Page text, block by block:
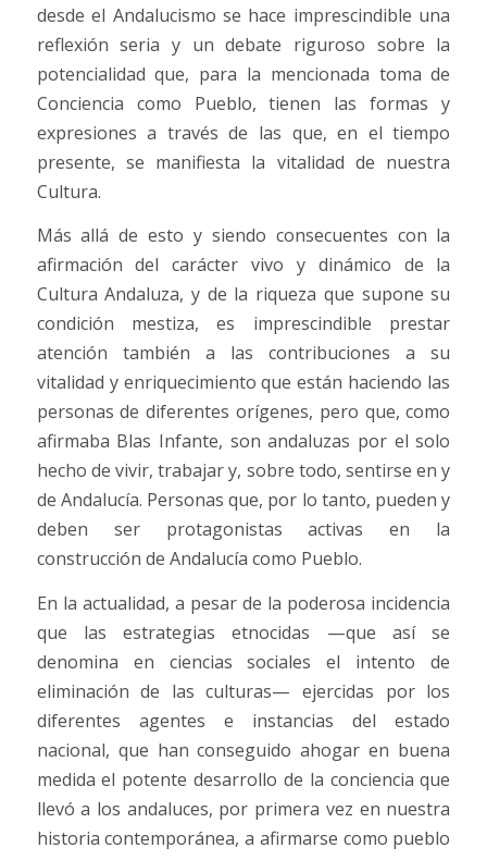
desde el Andalucismo se hace imprescindible una
reflexión seria y un debate riguroso sobre la
potencialidad que, para la mencionada toma de
Conciencia como Pueblo, tienen las formas y
expresiones a través de las que, en el tiempo
presente, se manifiesta la vitalidad de nuestra
Cultura.
Más allá de esto y siendo consecuentes con la
afirmación del carácter vivo y dinámico de la
Cultura Andaluza, y de la riqueza que supone su
condición mestiza, es imprescindible prestar
atención también a las contribuciones a su
vitalidad y enriquecimiento que están haciendo las
personas de diferentes orígenes, pero que, como
afirmaba Blas Infante, son andaluzas por el solo
hecho de vivir, trabajar y, sobre todo, sentirse en y
de Andalucía. Personas que, por lo tanto, pueden y
deben ser protagonistas activas en la
construcción de Andalucía como Pueblo.
En la actualidad, a pesar de la poderosa incidencia
que las estrategias etnocidas —que así se
denomina en ciencias sociales el intento de
eliminación de las culturas— ejercidas por los
diferentes agentes e instancias del estado
nacional, que han conseguido ahogar en buena
medida el potente desarrollo de la conciencia que
llevó a los andaluces, por primera vez en nuestra
historia contemporánea, a afirmarse como pueblo